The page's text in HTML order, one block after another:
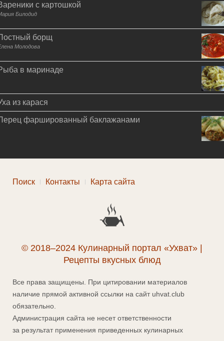
с картошкой
Билодид
борщ
Молодова
в маринаде
из карася
фаршированный баклажанами
Поиск Контакты Карта сайта
© 2018–2024 Кулинарный портал «Ухват» |
Рецепты вкусных блюд
Все права защищены. При цитировании материалов
наличие прямой активной ссылки на сайт uhvat.club
обязательно.
Администрация сайта не несет ответственности
за результат применения приведенных кулинарных